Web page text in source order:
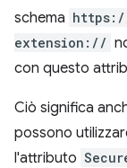
schema
extension://
con questo
Ciò significa
possono
l'attributo